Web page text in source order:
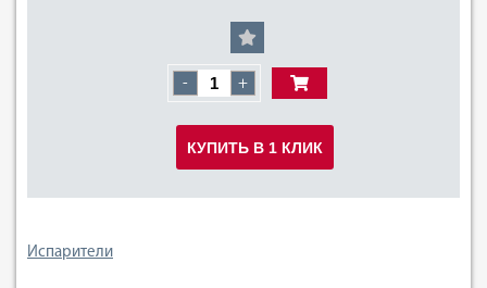
- +
КУПИТЬ В 1 КЛИК
Испарители